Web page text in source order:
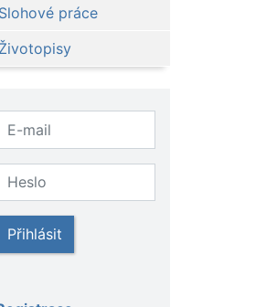
Slohové práce
Životopisy
Přihlásit